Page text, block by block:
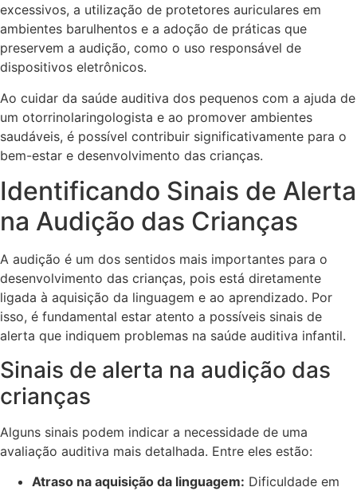
excessivos, a utilização de protetores auriculares em
ambientes barulhentos e a adoção de práticas que
preservem a audição, como o uso responsável de
dispositivos eletrônicos.
Ao cuidar da saúde auditiva dos pequenos com a ajuda de
um otorrinolaringologista e ao promover ambientes
saudáveis, é possível contribuir significativamente para o
bem-estar e desenvolvimento das crianças.
Identificando Sinais de Alerta
na Audição das Crianças
A audição é um dos sentidos mais importantes para o
desenvolvimento das crianças, pois está diretamente
ligada à aquisição da linguagem e ao aprendizado. Por
isso, é fundamental estar atento a possíveis sinais de
alerta que indiquem problemas na saúde auditiva infantil.
Sinais de alerta na audição das
crianças
Alguns sinais podem indicar a necessidade de uma
avaliação auditiva mais detalhada. Entre eles estão:
Atraso na aquisição da linguagem: Dificuldade em